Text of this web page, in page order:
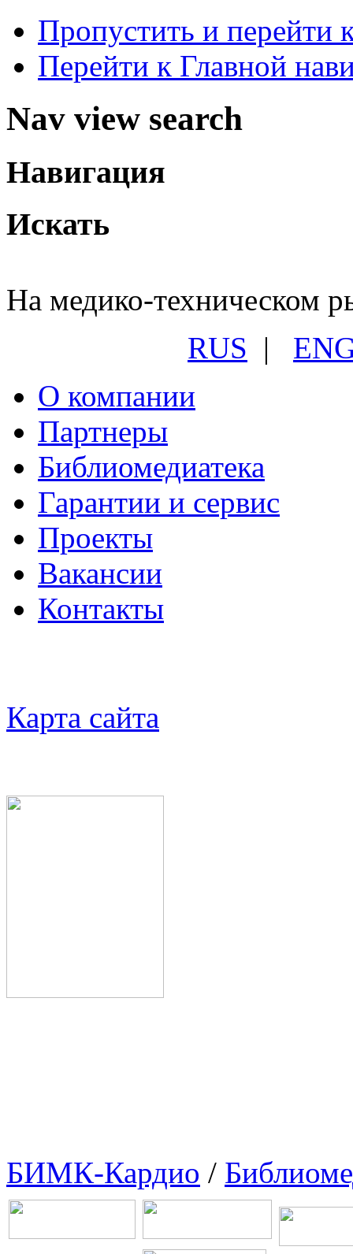
Пропустить и перейти
Перейти к Главной
Nav view search
Навигация
Искать
На медико-техническом
RUS |
О компании
Партнеры
Библиомедиатека
Гарантии и сервис
Проекты
Вакансии
Контакты
Карта сайта
БИМК-Кардио /